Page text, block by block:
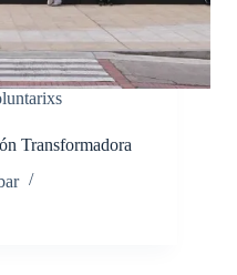
Transformadora